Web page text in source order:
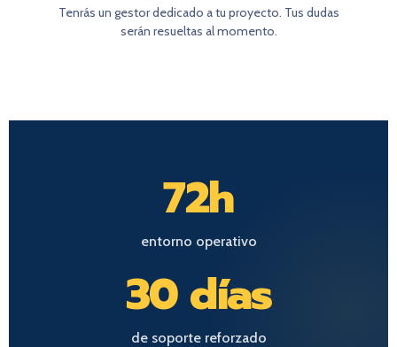
Tenrás un gestor dedicado a tu proyecto. Tus dudas
serán resueltas al momento.
72h
entorno operativo
30 días
de soporte reforzado